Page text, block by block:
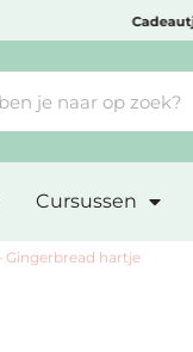
Cursussen
Gingerbread hartje